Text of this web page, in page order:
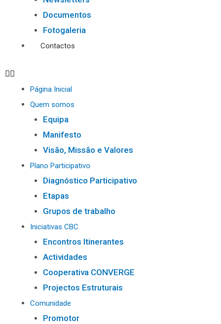
Documentos
Fotogaleria
Contactos
Página Inicial
Quem somos
Equipa
Manifesto
Visão, Missão e Valores
Plano Participativo
Diagnóstico Participativo
Etapas
Grupos de trabalho
Iniciativas CBC
Encontros Itinerantes
Actividades
Cooperativa CONVERGE
Projectos Estruturais
Comunidade
Promotor